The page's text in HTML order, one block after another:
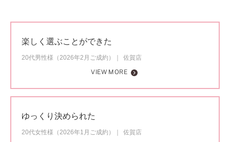
楽しく選ぶことができた
20代男性様（2026年2月ご成約）
佐賀店
VIEW MORE
ゆっくり決められた
20代女性様（2026年1月ご成約）
佐賀店